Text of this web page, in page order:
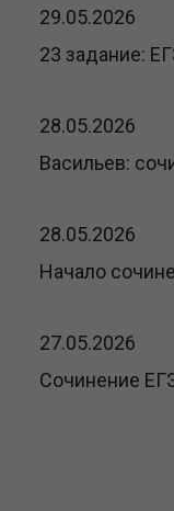
29.05.2026
23 задание:
28.05.2026
Васильев:
28.05.2026
Начало
27.05.2026
Сочинение